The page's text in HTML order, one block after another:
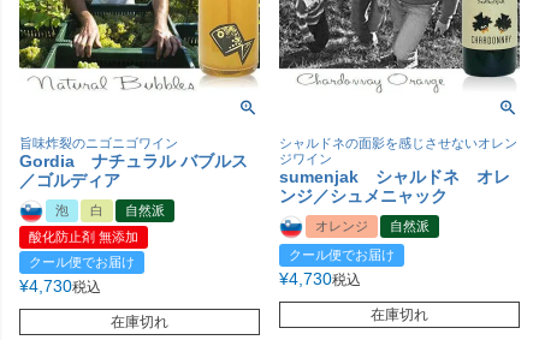
旨味炸裂のニゴニゴワイン
Gordia ナチュラル バブルス
／ゴルディア
泡 白
自然派
酸化防止剤 無添加
クール便でお届け
¥4,730税込
在庫切れ
シャルドネの面影を感じさせないオレン
ジワイン
sumenjak シャルドネ オレ
ンジ／シュメニャック
オレンジ
自然派
クール便でお届け
¥4,730税込
在庫切れ